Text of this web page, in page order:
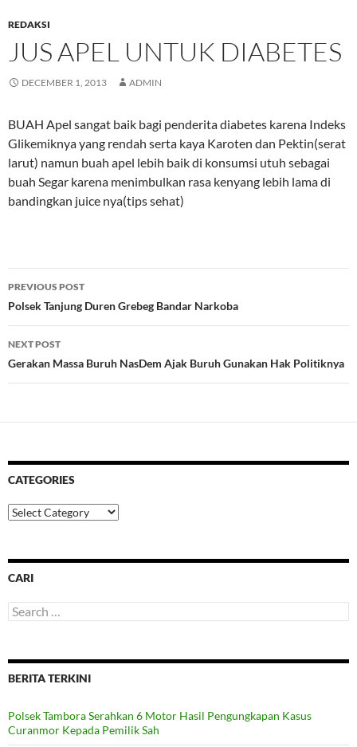
REDAKSI
JUS APEL UNTUK DIABETES
DECEMBER 1, 2013 ADMIN
BUAH Apel sangat baik bagi penderita diabetes karena Indeks
Glikemiknya yang rendah serta kaya Karoten dan Pektin(serat
larut) namun buah apel lebih baik di konsumsi utuh sebagai
buah Segar karena menimbulkan rasa kenyang lebih lama di
bandingkan juice nya(tips sehat)
Post
navigation
PREVIOUS POST
Polsek Tanjung Duren Grebeg Bandar Narkoba
NEXT POST
Gerakan Massa Buruh NasDem Ajak Buruh Gunakan Hak Politiknya
CATEGORIES
Categories
CARI
Search
for:
BERITA TERKINI
Polsek Tambora Serahkan 6 Motor Hasil Pengungkapan Kasus
Curanmor Kepada Pemilik Sah